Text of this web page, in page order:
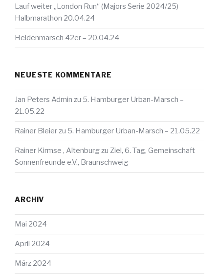
Lauf weiter „London Run“ (Majors Serie 2024/25)
Halbmarathon 20.04.24
Heldenmarsch 42er – 20.04.24
NEUESTE KOMMENTARE
Jan Peters Admin zu 5. Hamburger Urban-Marsch –
21.05.22
Rainer Bleierzu 5. Hamburger Urban-Marsch – 21.05.22
Rainer Kirmse , Altenburgzu Ziel, 6. Tag, Gemeinschaft
Sonnenfreunde e.V., Braunschweig
ARCHIV
Mai 2024
April 2024
März 2024